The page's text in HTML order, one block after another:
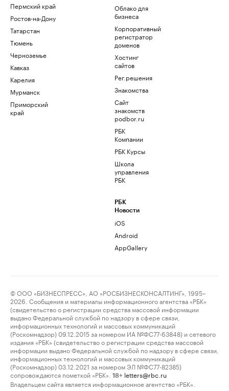
Пермский край
Ростов-на-Дону
Татарстан
Тюмень
Черноземье
Кавказ
Карелия
Мурманск
Приморский
край
Облако для
бизнеса
Корпоративный
регистратор
доменов
Хостинг
сайтов
Рег.решения
Знакомства
Сайт
знакомств
podbor.ru
РБК
Компании
РБК Курсы
Школа
управления
РБК
РБК
Новости
iOS
Android
AppGallery
© ООО «БИЗНЕСПРЕСС», АО «РОСБИЗНЕСКОНСАЛТИНГ», 1995–
2026. Сообщения и материалы информационного агентства «РБК»
(свидетельство о регистрации средства массовой информации
выдано Федеральной службой по надзору в сфере связи,
информационных технологий и массовых коммуникаций
(Роскомнадзор) 09.12.2015 за номером ИА №ФС77-63848) и сетевого
издания «РБК» (свидетельство о регистрации средства массовой
информации выдано Федеральной службой по надзору в сфере связи,
информационных технологий и массовых коммуникаций
(Роскомнадзор) 03.12.2021 за номером ЭЛ №ФС77-82385)
сопровождаются пометкой «РБК».
18+ letters@rbc.ru
Владельцем сайта является информационное агентство «РБК».